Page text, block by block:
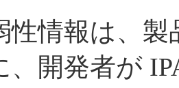
性情報は、
、開発者が